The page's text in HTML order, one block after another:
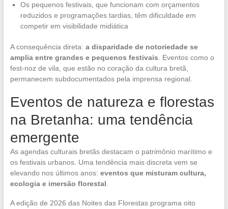
Os pequenos festivais, que funcionam com orçamentos
reduzidos e programações tardias, têm dificuldade em
competir em visibilidade midiática
A consequência direta: a disparidade de notoriedade se
amplia entre grandes e pequenos festivais . Eventos como o
fest-noz de vila, que estão no coração da cultura bretã,
permanecem subdocumentados pela imprensa regional.
Eventos de natureza e florestas
na Bretanha: uma tendência
emergente
As agendas culturais bretãs destacam o patrimônio marítimo e
os festivais urbanos. Uma tendência mais discreta vem se
elevando nos últimos anos: eventos que misturam cultura,
ecologia e imersão florestal
A edição de 2026 das Noites das Florestas programa oito